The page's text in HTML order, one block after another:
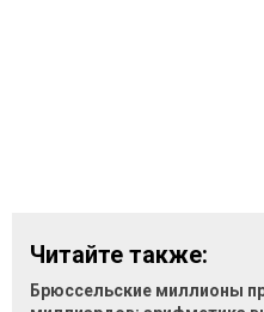
Читайте также:
Брюссельские миллионы